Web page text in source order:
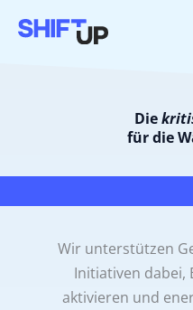
Inhalt
Die
für die
Wir unterstützen
Initiativen dabei,
aktivieren und